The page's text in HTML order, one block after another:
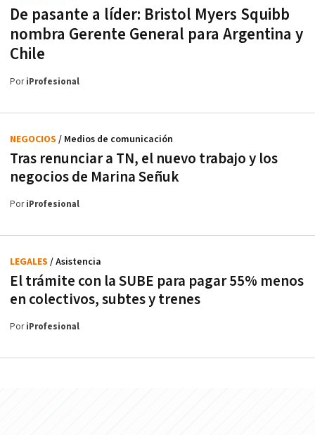
De pasante a líder: Bristol Myers Squibb
nombra Gerente General para Argentina y
Chile
PoriProfesional
Tras renunciar a TN, el nuevo trabajo y los
negocios de Marina Señuk
NEGOCIOS / Medios de comunicación
PoriProfesional
El trámite con la SUBE para pagar 55% menos
en colectivos, subtes y trenes
LEGALES / Asistencia
PoriProfesional